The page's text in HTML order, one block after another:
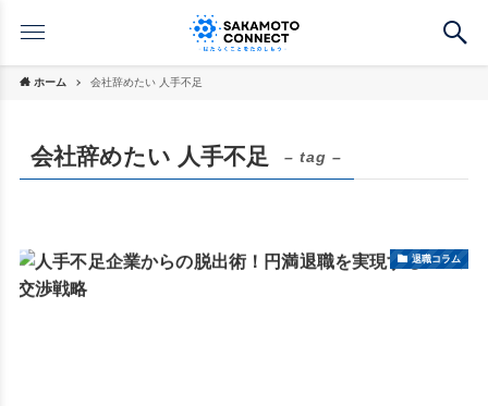
ホーム 会社辞めたい 人手不足
会社辞めたい 人手不足 – tag –
退職コラム